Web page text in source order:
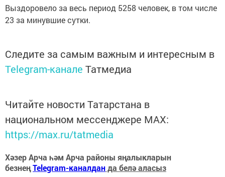
Выздоровело за весь период 5258 человек, в том числе
23 за минувшие сутки.
Следите за самым важным и интересным в
Telegram-канале Татмедиа
Читайте новости Татарстана в
национальном мессенджере MАХ:
https://max.ru/tatmedia
Хәзер Арча һәм Арча районы яңалыкларын
безнеңTelegram-каналданда белә аласыз